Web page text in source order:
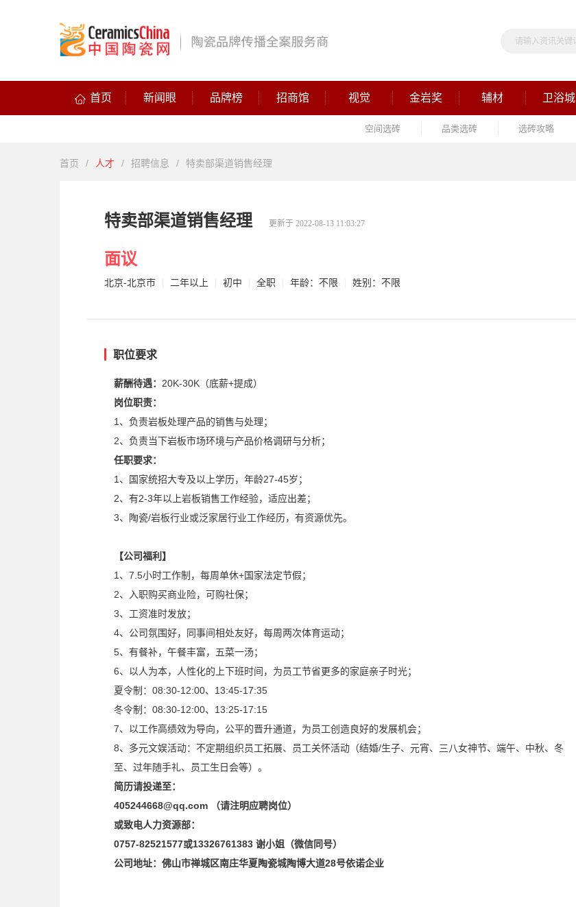
首页 新闻眼 品牌榜 招商馆 视觉 金岩奖 辅材 卫浴城
空间选砖 品类选砖 选砖攻略
首页 / 人才 / 招聘信息 / 特卖部渠道销售经理
特卖部渠道销售经理 更新于 2022-08-13 11:03:27
面议
北京-北京市 二年以上 初中 全职 年龄：不限 姓别：不限
职位要求
薪酬待遇： 20K-30K（底薪+提成）
岗位职责：
1、负责岩板处理产品的销售与处理；
2、负责当下岩板市场环境与产品价格调研与分析；
任职要求：
1、国家统招大专及以上学历，年龄27-45岁；
2、有2-3年以上岩板销售工作经验，适应出差；
3、陶瓷/岩板行业或泛家居行业工作经历，有资源优先。
【公司福利】
1、7.5小时工作制，每周单休+国家法定节假；
2、入职购买商业险，可购社保；
3、工资准时发放；
4、公司氛围好，同事间相处友好，每周两次体育运动；
5、有餐补，午餐丰富，五菜一汤；
6、以人为本，人性化的上下班时间，为员工节省更多的家庭亲子时光；
夏令制：08:30-12:00、13:45-17:35
冬令制：08:30-12:00、13:25-17:15
7、以工作高绩效为导向，公平的晋升通道，为员工创造良好的发展机会；
8、多元文娱活动：不定期组织员工拓展、员工关怀活动（结婚/生子、元宵、三八女神节、端午、中秋、冬
至、过年随手礼、员工生日会等）。
简历请投递至：
405244668@qq.com （请注明应聘岗位）
或致电人力资源部：
0757-82521577或13326761383 谢小姐（微信同号）
公司地址：佛山市禅城区南庄华夏陶瓷城陶博大道28号依诺企业